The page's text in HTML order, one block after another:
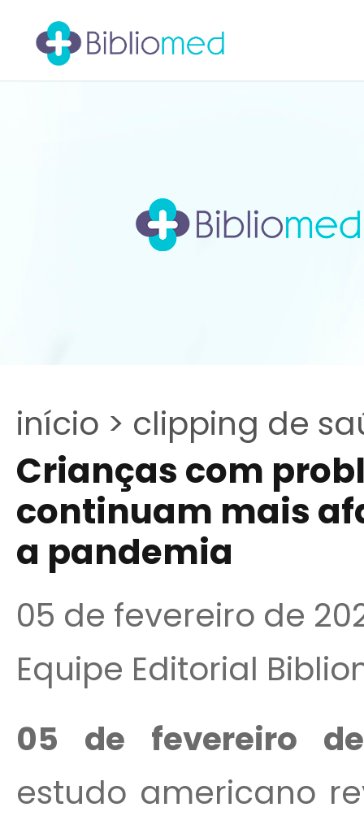
início > clipping de
Crianças com
continuam mais
a pandemia
05 de fevereiro de
Equipe Editorial
05 de fevereiro
estudo americano